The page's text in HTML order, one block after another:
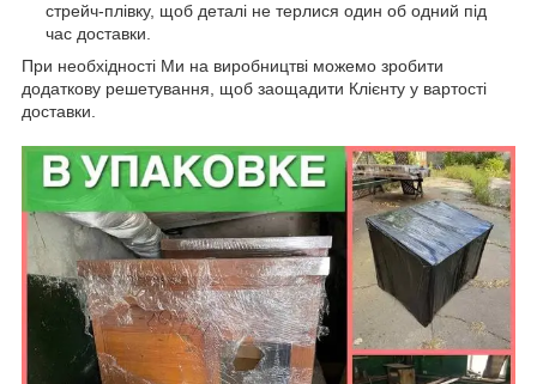
стрейч-плівку, щоб деталі не терлися один об одний під
час доставки.
При необхідності Ми на виробництві можемо зробити
додаткову решетування, щоб заощадити Клієнту у вартості
доставки.